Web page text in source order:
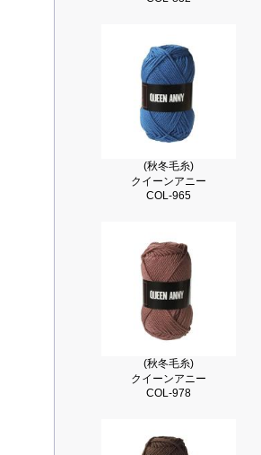
(秋冬毛糸)
クイーンアニー
COL-965
(秋冬毛糸)
クイーンアニー
COL-978